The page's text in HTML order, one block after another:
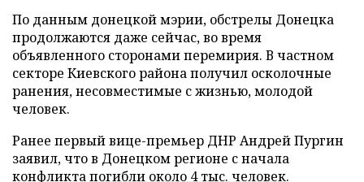
По данным донецкой мэрии, обстрелы Донецка
продолжаются даже сейчас, во время
объявленного сторонами перемирия. В частном
секторе Киевского района получил осколочные
ранения, несовместимые с жизнью, молодой
человек.
Ранее первый вице-премьер ДНР Андрей Пургин
заявил, что в Донецком регионе с начала
конфликтапогибли около 4 тыс. человек.